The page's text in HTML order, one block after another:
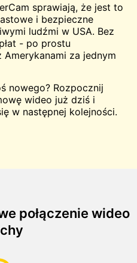
sprawiają, że jest to
i bezpieczne
ludźmi w USA. Bez
- po prostu
Amerykanami za jednym
nowego? Rozpocznij
wideo już dziś i
w następnej kolejności.
połączenie wideo